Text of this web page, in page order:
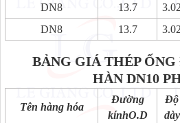
DN8
13.7 3.02
DN8
13.7 3.02
BẢNG GIÁ THÉP ỐNG
HÀNDN10
Tên hàng hóa
Đường
kínhO.D
Độ
dày